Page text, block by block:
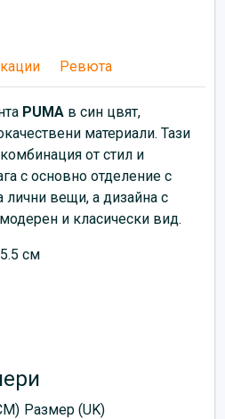
Ревюта
PUMA в син цвят,
материали. Тази
от стил и
с основно отделение с
лични вещи, а дизайна с
и класически вид.
см
Размер (UK)